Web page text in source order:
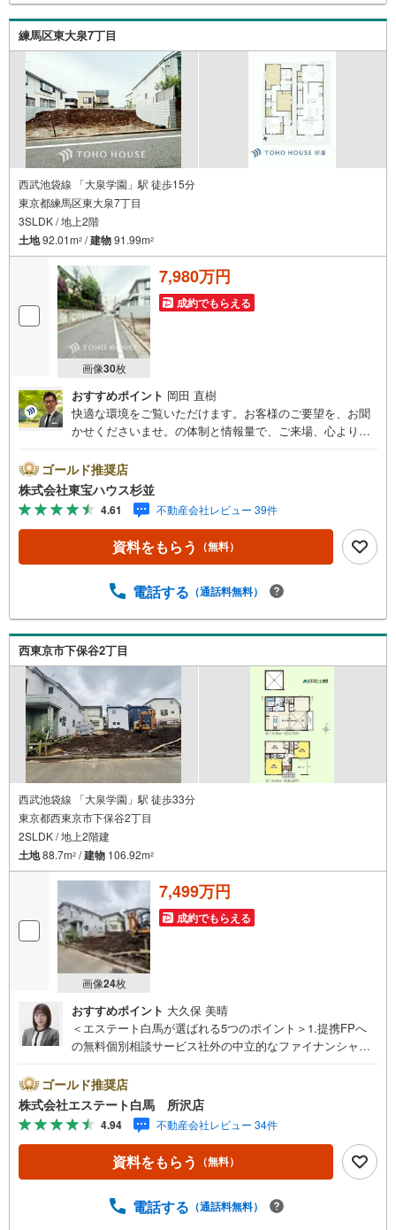
案内が可能となりますのでお手数ですがご一報ください。
◆物件のご案内は◆弊社へのご来社、お客様宅へのお迎
え・最寄駅での待ち合わせ、物件周辺のコンビニ等でお待
ち合わせなど、ご希望をお伝えください。ご希望条件をお
伝え頂けましたら、ご見学希望物件以外の資料も用意して
参ります。もちろん他の物件も併せてご案内させていただ
きます。
練馬区東大泉7丁目
西武池袋線 「大泉学園」駅 徒歩15分
東京都練馬区東大泉7丁目
3SLDK / 地上2階
土地92.01m2 /建物91.99m2
画像30枚
7,980万円
成約でもらえる
おすすめポイント 岡田 直樹
快適な環境をご覧いただけます。お客様のご要望を、お聞
かせくださいませ。の体制と情報量で、ご来場、心よりお
「未来カレンダー」のご提案。・ 未来に起こるであろうご
自宅リフォームをオンライン上でご提案「ミラカレクラ
ブ」。・ 不動産売却時、ご自宅を綺麗にかつ瀟洒にさせる
CG加工ホームステイジングサービス。・ 購入者様へ、税
理士による確定申告の無料セミナーをご招待いたします。
◆ご予約に際して◆日時のご希望をお伝えください。（も
（居住中物件）の手配が必要な場合がございますのでご容
案内が可能となりますのでお手数ですがご一報ください。
◆物件のご案内は◆弊社へのご来社、お客様宅へのお迎
え・最寄駅での待ち合わせ、物件周辺のコンビニ等でお待
ち合わせなど、ご希望をお伝えください。ご希望条件をお
伝え頂けましたら、ご見学希望物件以外の資料も用意して
参ります。もちろん他の物件も併せてご案内させていただ
きます。
ゴールド推奨店
株式会社東宝ハウス杉並
4.61 不動産会社レビュー 39件
資料をもらう （無料）
電話する （通話料無料）
西東京市下保谷2丁目
西武池袋線 「大泉学園」駅 徒歩33分
東京都西東京市下保谷2丁目
2SLDK / 地上2階建
土地88.7m2 /建物 106.92m2
画像24枚
7,499万円
成約でもらえる
おすすめポイント 大久保 美晴
＜エステート白馬が選ばれる5つのポイント＞1.提携FPへ
の無料個別相談サービス社外の中立的なファイナンシャル
や学費等も含めてシミュレーションをご提案できます2.物
件情報が豊富所沢市を中心にたくさんの情報をご用意して
おります。インターネット広告前の物件も多数取り揃えて
おります。お客様のご希望エリアをお申し付けください。
3.自社グループでリフォーム、新築請負所沢店の3階はリフ
ォーム、注文建築部門の相談スペースです。一級建築士を
て、リフォームや注文建築についてご相談頂けます4.年中
ゴールド推奨店
株式会社エステート白馬 所沢店
4.94 不動産会社レビュー 34件
資料をもらう （無料）
電話する （通話料無料）